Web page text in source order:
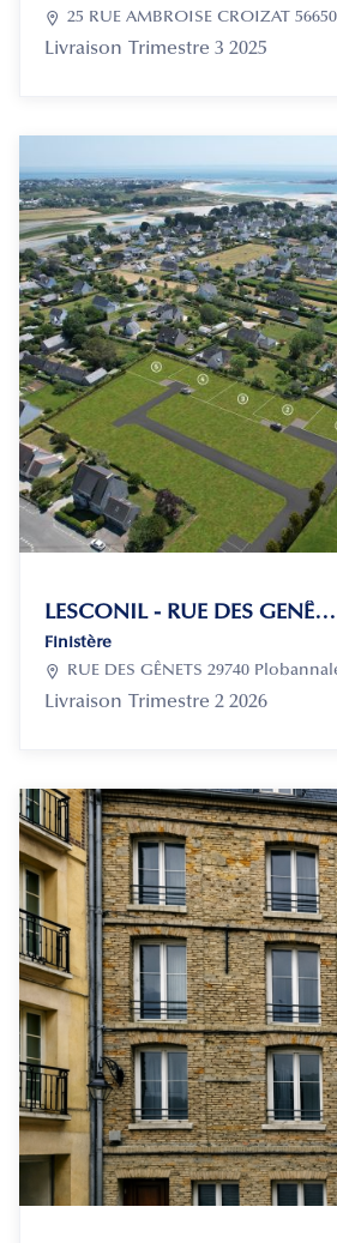
 25 RUE AMBROISE CROIZAT
Livraison Trimestre 3 2025
LESCONIL - RUE DES GENÊTS TR2
Finistère

RUE DES GÊNETS 29740
Livraison Trimestre 2 2026